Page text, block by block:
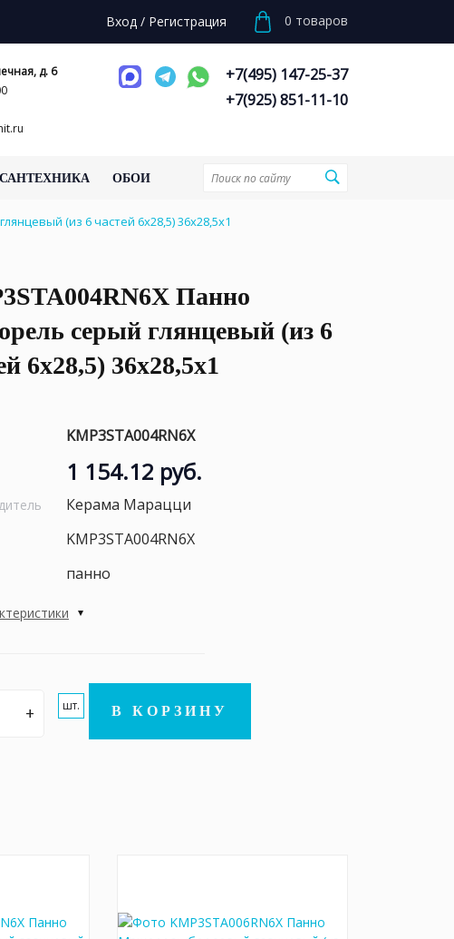
Вход / Регистрация 0 товаров
д. 6
+7(495) 147-25-37
+7(925) 851-11-10
САНТЕХНИКА ОБОИ
(из 6 частей 6х28,5) 36x28,5x1
Панно
серый глянцевый (из 6
6х28,5) 36x28,5x1
KMP3STA004RN6X
1 154.12 руб.
Керама Марацци
KMP3STA004RN6X
панно
+ шт. В КОРЗИНУ